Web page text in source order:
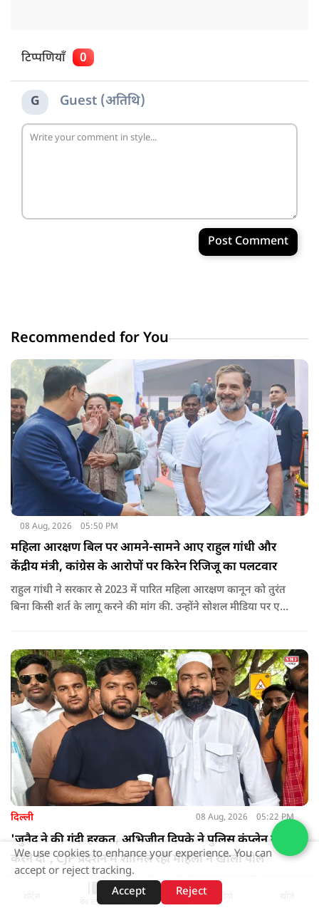
टिप्पणियाँ 0
G Guest (अतिथि)
Post Comment
Recommended for You
08 Aug, 2026 05:50 PM
महिला आरक्षण बिल पर आमने-सामने आए राहुल गांधी और
केंद्रीय मंत्री, कांग्रेस के आरोपों पर किरेन रिजिजू का पलटवार
राहुल गांधी ने सरकार से 2023 में पारित महिला आरक्षण कानून को तुरंत
बिना किसी शर्त के लागू करने की मांग की. उन्होंने सोशल मीडिया पर एक
दिल्ली 08 Aug, 2026 05:22 PM
'जुनैद ने की गंदी हरकत, अभिजीत दिपके ने पुलिस कंप्लेन नहीं
करने दी', CJP प्रदर्शन में शामिल रही महिला ने खोली पोल
CJP प्रोटेस्ट के खत्म होने के बाद कई खुलासे हो रहे हैं. इसमें शामिल रही
एक महिला ने मोहम्मद जुनैद की पोल खोली और कहा कि वो गंदी हरकतें
वेब स्टोरीज़
We use cookies to enhance your experience. You can
accept or reject tracking.
Accept
Reject